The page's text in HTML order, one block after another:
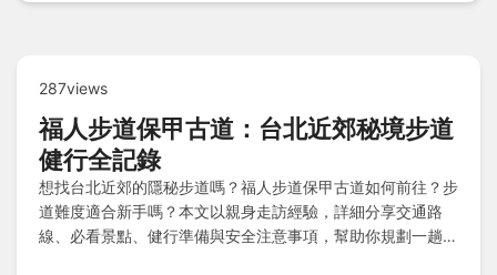
287views
福人步道保甲古道：台北近郊秘境步道
健行全記錄
想找台北近郊的隱秘步道嗎？福人步道保甲古道如何前往？步
道難度適合新手嗎？本文以親身走訪經驗，詳細分享交通路
線、必看景點、健行準備與安全注意事項，幫助你規劃一趟完